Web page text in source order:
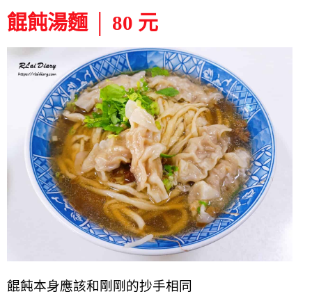
餛飩湯麵 │ 80 元
餛飩本身應該和剛剛的抄手相同